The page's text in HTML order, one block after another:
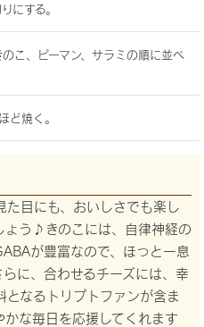
にする。
こ、ピーマン、サラミの順に並べ
焼く。
た目にも、おいしさでも楽し
ょう♪きのこには、自律神経の
が豊富なので、ほっと一息
に、合わせるチーズには、幸
なるトリプトファンが含ま
な毎日を応援してくれます